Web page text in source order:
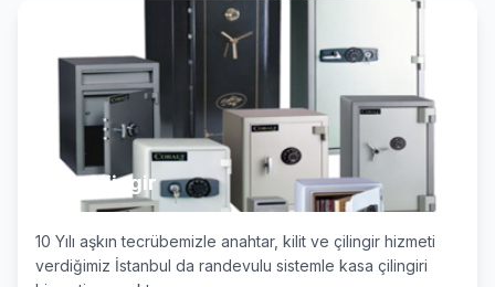
Kasa Çilingir
10 Yılı aşkın tecrübemizle anahtar, kilit ve çilingir hizmeti
verdiğimiz İstanbul da randevulu sistemle kasa çilingiri